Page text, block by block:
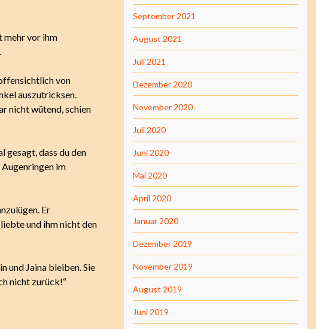
mehr vor ihm
von
auszutricksen.
nicht wütend, schien
gesagt, dass du den
im
Er
und ihm nicht den
und Jaina bleiben. Sie
nicht zurück!“
September 2021
August 2021
Juli 2021
Dezember 2020
November 2020
Juli 2020
Juni 2020
Mai 2020
April 2020
Januar 2020
Dezember 2019
November 2019
August 2019
Juni 2019